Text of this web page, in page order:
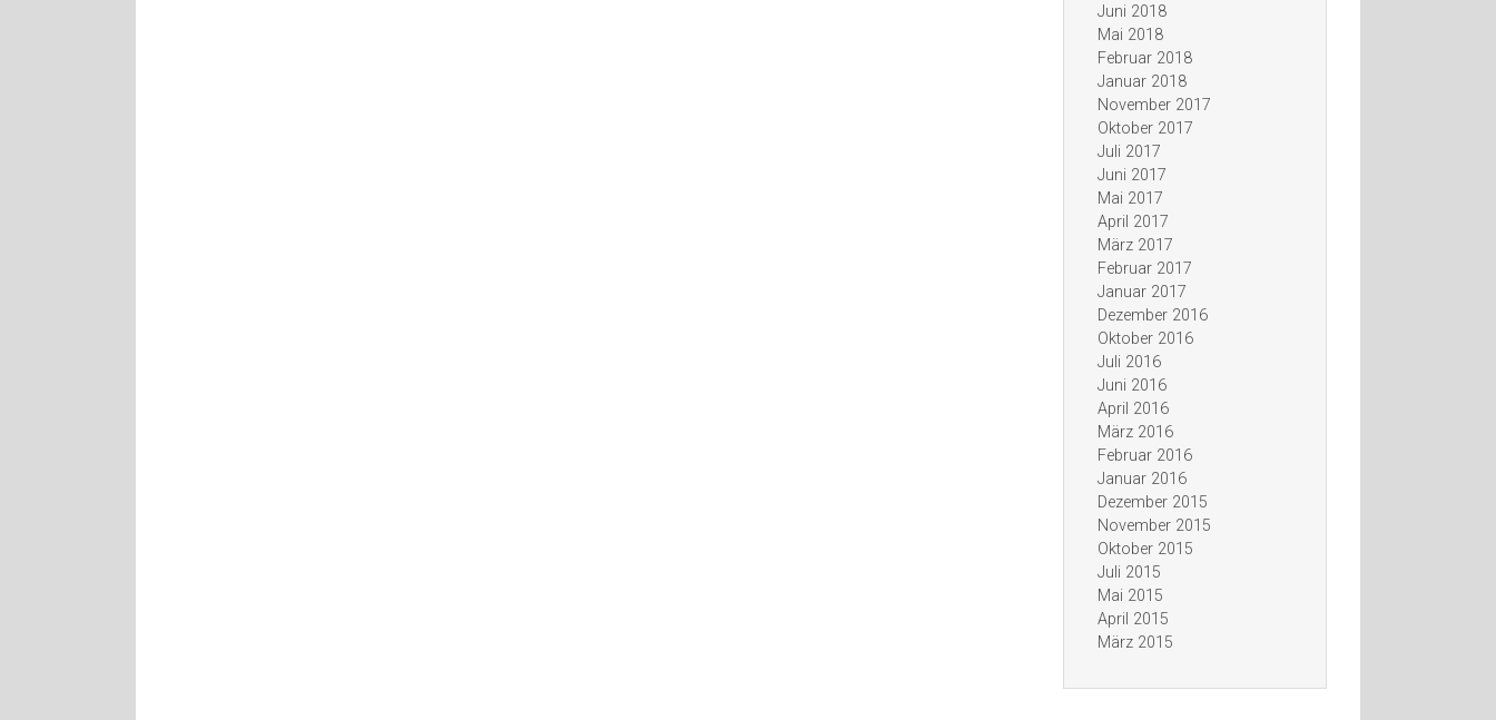
Juni 2018
Mai 2018
Februar 2018
Januar 2018
November 2017
Oktober 2017
Juli 2017
Juni 2017
Mai 2017
April 2017
März 2017
Februar 2017
Januar 2017
Dezember 2016
Oktober 2016
Juli 2016
Juni 2016
April 2016
März 2016
Februar 2016
Januar 2016
Dezember 2015
November 2015
Oktober 2015
Juli 2015
Mai 2015
April 2015
März 2015